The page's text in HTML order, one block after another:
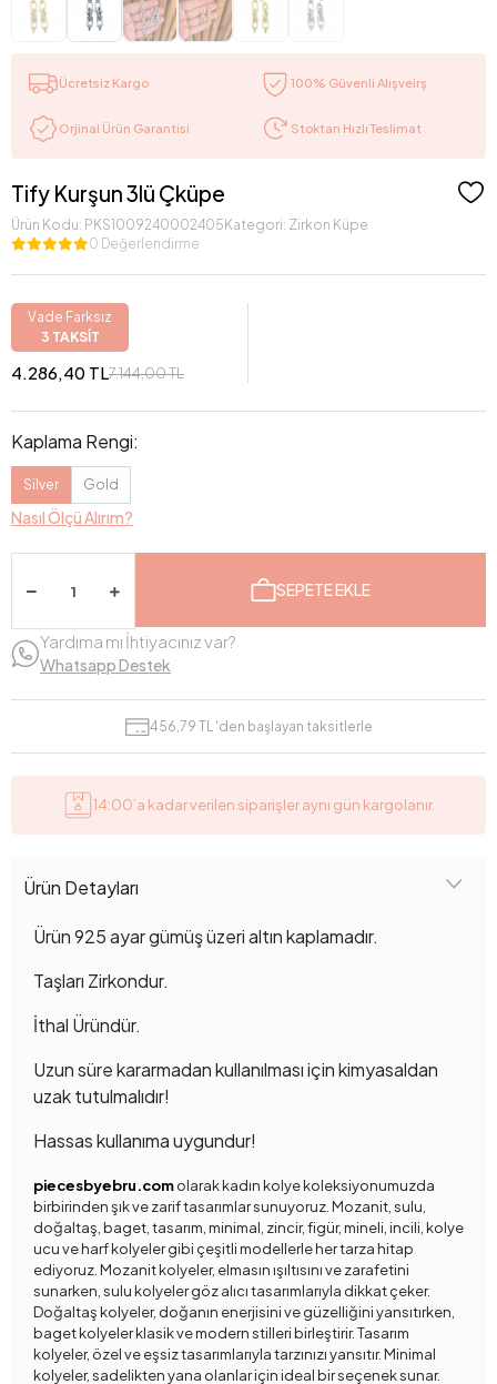
Ücretsiz Kargo 100% Güvenli Alışveirş
Orjinal Ürün Garantisi Stoktan Hızlı Teslimat
Tify Kurşun 3lü Çküpe
Ürün Kodu: PKS1009240002405 Kategori: Zirkon Küpe
0 Değerlendirme
Vade Farksız
3 TAKSİT
4.286,40 TL7.144,00 TL
Kaplama Rengi:
Silver Gold
Nasıl Ölçü Alırım?
SEPETE EKLE
Yardıma mı İhtiyacınız var?
Whatsapp Destek
456,79 TL 'den başlayan taksitlerle
14:00’a kadar verilen siparişler aynı gün kargolanır.
Ürün Detayları
Ürün 925 ayar gümüş üzeri altın kaplamadır.
Taşları Zirkondur.
İthal Üründür.
Uzun süre kararmadan kullanılması için kimyasaldan
uzak tutulmalıdır!
Hassas kullanıma uygundur!
piecesbyebru.comolarak kadın kolye koleksiyonumuzda
birbirinden şık ve zarif tasarımlar sunuyoruz. Mozanit, sulu,
doğaltaş, baget, tasarım, minimal, zincir, figür, mineli, incili, kolye
ucu ve harf kolyeler gibi çeşitli modellerle her tarza hitap
ediyoruz. Mozanit kolyeler, elmasın ışıltısını ve zarafetini
sunarken, sulu kolyeler göz alıcı tasarımlarıyla dikkat çeker.
Doğaltaş kolyeler, doğanın enerjisini ve güzelliğini yansıtırken,
baget kolyeler klasik ve modern stilleri birleştirir. Tasarım
kolyeler, özel ve eşsiz tasarımlarıyla tarzınızı yansıtır. Minimal
kolyeler, sadelikten yana olanlar için ideal bir seçenek sunar.